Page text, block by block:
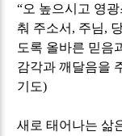
“오 높으시고 영
춰 주소서 , 주님,
도록 올바른 믿음
감각과 깨달음을
기도)
새로 태어나는 삶